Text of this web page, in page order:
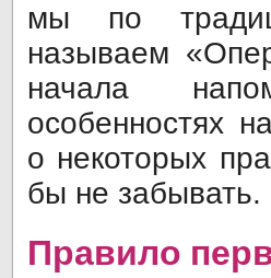
мы по
называем
начала
особенностях
о некоторых
бы не забывать.
Правило